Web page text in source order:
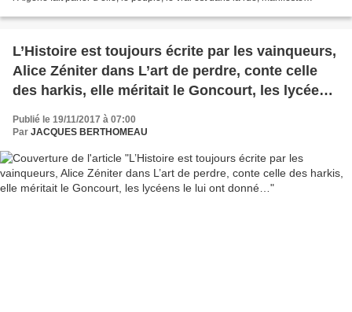
L’Histoire est toujours écrite par les vainqueurs,
Alice Zéniter dans L’art de perdre, conte celle
des harkis, elle méritait le Goncourt, les lycéens
Publié le 19/11/2017 à 07:00
Par JACQUES BERTHOMEAU